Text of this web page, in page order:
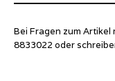
Bei Fragen zum
8833022 oder